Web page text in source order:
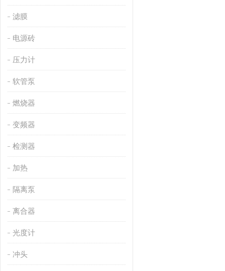
滤膜
电源砖
压力计
软管泵
燃烧器
变频器
检测器
加热
隔离泵
离合器
光度计
冲头